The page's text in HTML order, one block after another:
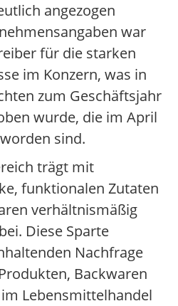
angezogen
war
für die starken
im Konzern, was in
zum Geschäftsjahr
wurde, die im April
sind.
trägt mit
funktionalen Zutaten
verhältnismäßig
Diese Sparte
Nachfrage
Backwaren
Lebensmittelhandel